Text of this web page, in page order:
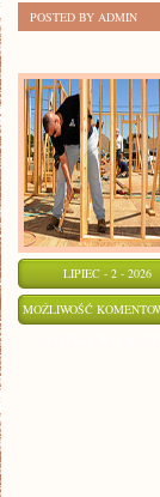
POSTED BY ADMIN
LIPIEC - 2 - 2026
MOŻLIWOŚĆ